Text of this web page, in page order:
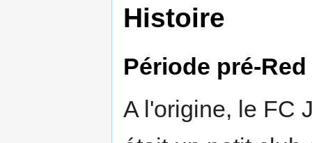
Histoire
Période pré-
A l'origine, le FC